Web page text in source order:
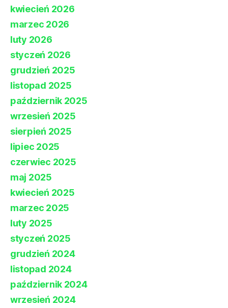
kwiecień 2026
marzec 2026
luty 2026
styczeń 2026
grudzień 2025
listopad 2025
październik 2025
wrzesień 2025
sierpień 2025
lipiec 2025
czerwiec 2025
maj 2025
kwiecień 2025
marzec 2025
luty 2025
styczeń 2025
grudzień 2024
listopad 2024
październik 2024
wrzesień 2024